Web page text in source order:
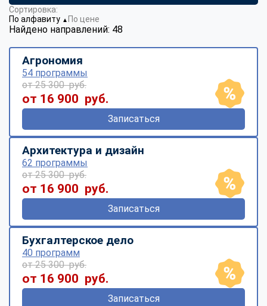
Найдено направлений: 48
Сортировка:
По алфавиту ▼ По цене
Агрономия
54 программы
от 25 300 руб.
от 16 900 руб.
Записаться
Архитектура и дизайн
62 программы
от 25 300 руб.
от 16 900 руб.
Записаться
Бухгалтерское дело
40 программ
от 25 300 руб.
от 16 900 руб.
Записаться